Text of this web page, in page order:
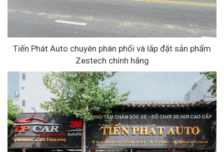
Tiến Phát Auto chuyên phân phối và lắp đặt sản phẩm
Zestech chính hãng